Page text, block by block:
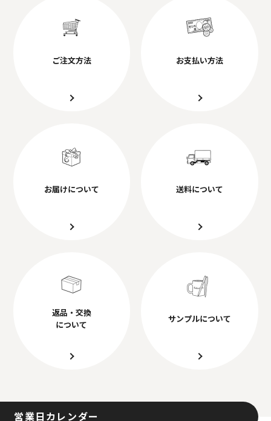
ご注文方法 お支払い方法
お届けについて 送料について
返品・交換
について
サンプルについて
営業日カレンダー